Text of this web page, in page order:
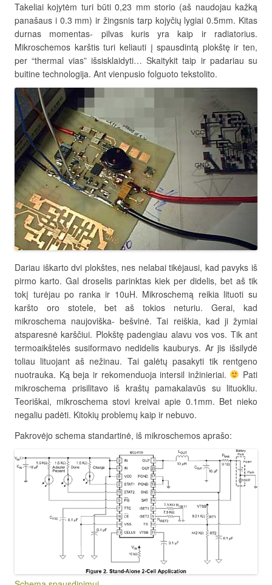
Takeliai kojytėm turi būti 0,23 mm storio (aš naudojau kažką
panašaus i 0.3 mm) ir žingsnis tarp kojyčių lygiai 0.5mm. Kitas
durnas momentas- pilvas kuris yra kaip ir radiatorius.
Mikroschemos karštis turi keliauti į spausdintą plokštę ir ten,
per “thermal vias” išsisklaidyti… Skaitykit taip ir padariau su
buitine technologija. Ant vienpusio folguoto tekstolito.
Dariau iškarto dvi plokštes, nes nelabai tikėjausi, kad pavyks iš
pirmo karto. Gal droselis parinktas kiek per didelis, bet aš tik
tokį turėjau po ranka ir 10uH. Mikroschemą reikia lituoti su
karšto oro stotele, bet aš tokios neturiu. Gerai, kad
mikroschema naujoviška- bešvinė. Tai reiškia, kad ji žymiai
atsparesnė karščiui. Plokštę padengiau alavu vos vos. Tik ant
termoaikštelės susiformavo nedidelis kauburys. Ar jis išsilydė
toliau lituojant aš nežinau. Tai galėtų pasakyti tik rentgeno
nuotrauka. Ką beja ir rekomenduoja intersil inžinieriai.
Pati
mikroschema prisilitavo iš kraštų pamakalavūs su lituokliu.
Teoriškai, mikroschema stovi kreivai apie 0.1mm. Bet nieko
negaliu padėti. Kitokių problemų kaip ir nebuvo.
Pakrovėjo schema standartinė, iš mikroschemos aprašo: